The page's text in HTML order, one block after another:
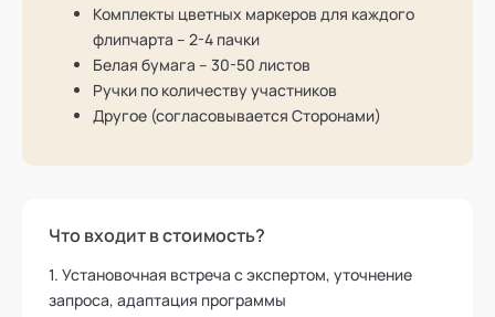
Комплекты цветных маркеров для каждого
флипчарта – 2-4 пачки
Белая бумага – 30-50 листов
Ручки по количеству участников
Другое (согласовывается Сторонами)
Что входит в стоимость?
1. Установочная встреча с экспертом, уточнение
запроса, адаптация программы